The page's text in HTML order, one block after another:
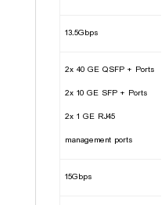
13.5Gbps
2x 40 GE QSFP + Ports
2x 10 GE SFP + Ports
2x 1 GE RJ45
management ports
15Gbps